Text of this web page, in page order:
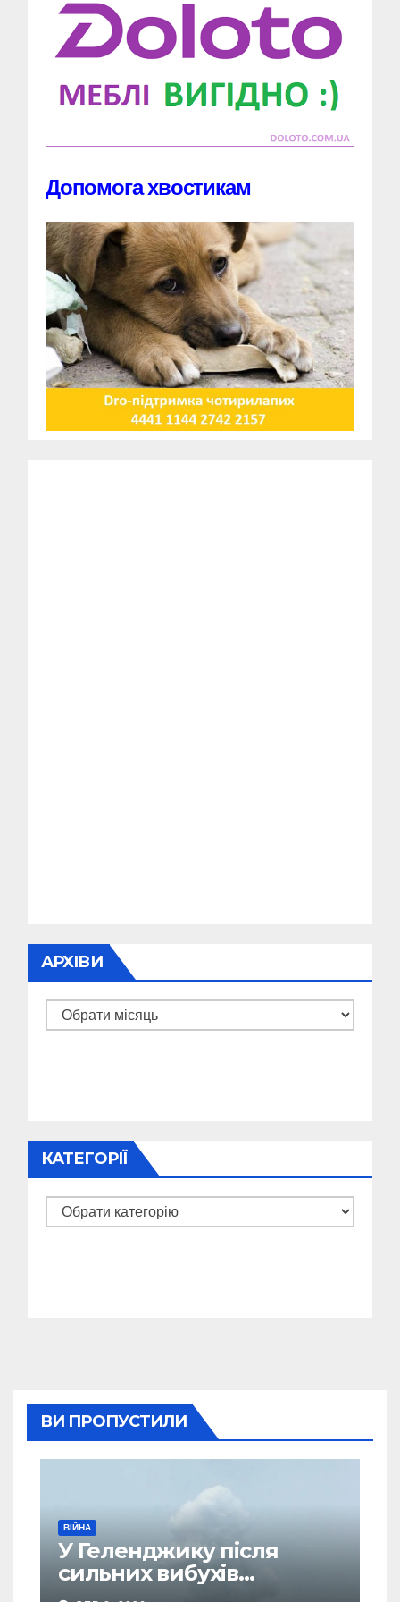
Допомога хвостикам
АРХІВИ
Архіви
КАТЕГОРІЇ
Категорії
ВИ ПРОПУСТИЛИ
ВІЙНА
У Геленджику після
сильних вибухів
почалася масова